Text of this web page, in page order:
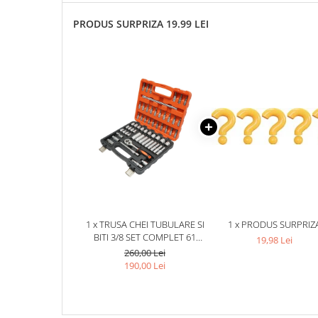
PRODUS SURPRIZA 19.99 LEI
1 x TRUSA CHEI TUBULARE SI
BITI 3/8 SET COMPLET 61
PIESE CU CLICHET, EXTENSII SI
ACCESORII, PENTRU
260,00 Lei
190,00 Lei
1 x PRODUS
19,98 Lei